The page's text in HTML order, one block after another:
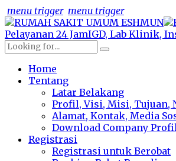
menu trigger menu trigger
Pelayanan 24 JamIGD, Lab Klinik,
Home
Tentang
Latar Belakang
Profil, Visi, Misi, Tujuan,
Alamat, Kontak, Media
Download Company
Registrasi
Registrasi untuk Berobat